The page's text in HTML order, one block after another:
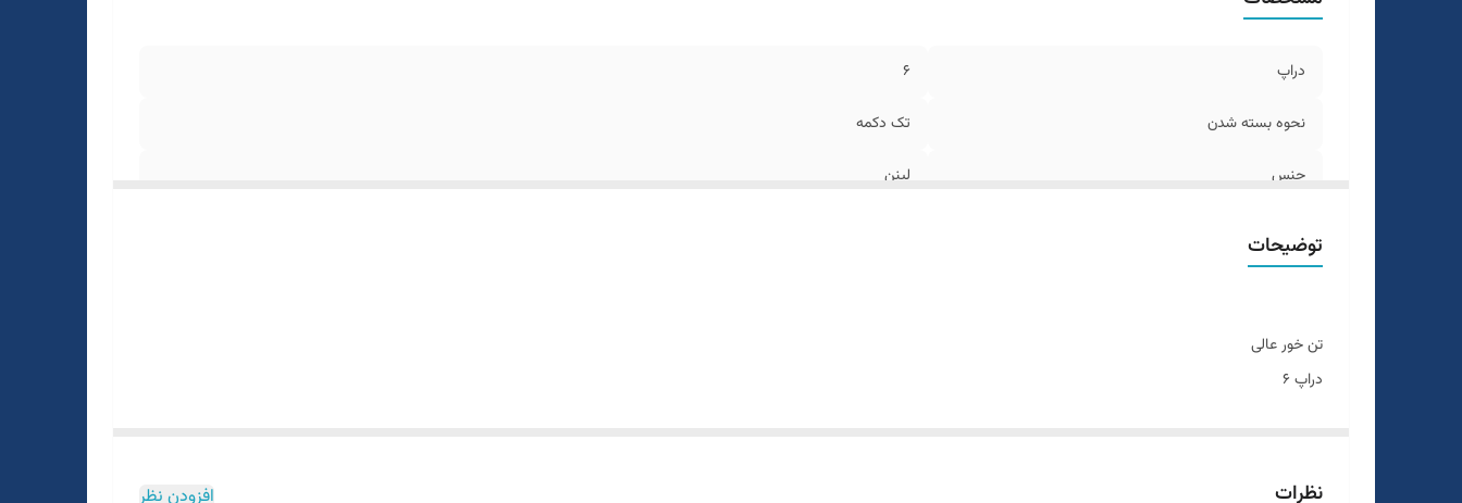
دراپ 6
نحوه بسته شدن تک دکمه
جنس لینن
سایز بندی
توضیحات
تن خور عالی
دراپ ۶
رنگ بندی داره
نظرات افزودن نظر